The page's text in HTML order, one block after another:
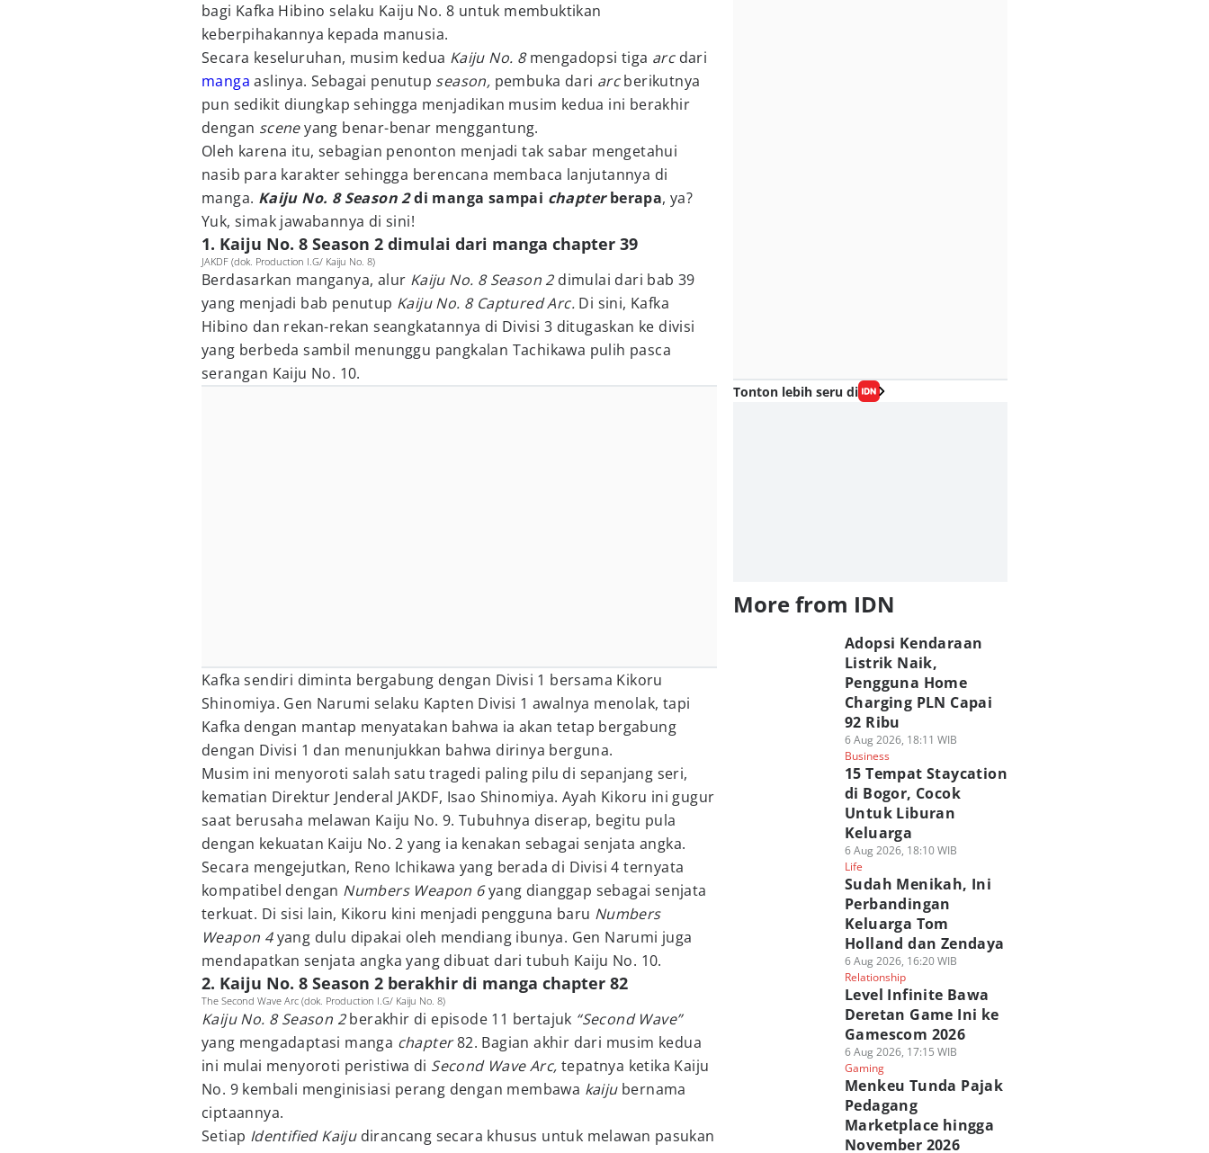
bagi Kafka Hibino selaku Kaiju No. 8 untuk membuktikan
keberpihakannya kepada manusia.
Secara keseluruhan, musim kedua Kaiju No. 8mengadopsi tiga arc dari
manga aslinya. Sebagai penutup season, pembuka dari arcberikutnya
pun sedikit diungkap sehingga menjadikan musim kedua ini berakhir
dengan sceneyang benar-benar menggantung.
Oleh karena itu, sebagian penonton menjadi tak sabar mengetahui
nasib para karakter sehingga berencana membaca lanjutannya di
manga. Kaiju No. 8 Season 2di manga sampai chapterberapa, ya?
Yuk, simak jawabannya di sini!
1. Kaiju No. 8 Season 2 dimulai dari manga chapter 39
JAKDF (dok. Production I.G/ Kaiju No. 8)
Berdasarkan manganya, alur Kaiju No. 8 Season 2 dimulai dari bab 39
yang menjadi bab penutup Kaiju No. 8 Captured Arc. Di sini, Kafka
Hibino dan rekan-rekan seangkatannya di Divisi 3 ditugaskan ke divisi
yang berbeda sambil menunggu pangkalan Tachikawa pulih pasca
serangan Kaiju No. 10.
Kafka sendiri diminta bergabung dengan Divisi 1 bersama Kikoru
Shinomiya. Gen Narumi selaku Kapten Divisi 1 awalnya menolak, tapi
Kafka dengan mantap menyatakan bahwa ia akan tetap bergabung
dengan Divisi 1 dan menunjukkan bahwa dirinya berguna.
Musim ini menyoroti salah satu tragedi paling pilu di sepanjang seri,
kematian Direktur Jenderal JAKDF, Isao Shinomiya. Ayah Kikoru ini gugur
saat berusaha melawan Kaiju No. 9. Tubuhnya diserap, begitu pula
dengan kekuatan Kaiju No. 2 yang ia kenakan sebagai senjata angka.
Secara mengejutkan, Reno Ichikawa yang berada di Divisi 4 ternyata
kompatibel dengan Numbers Weapon 6yang dianggap sebagai senjata
terkuat. Di sisi lain, Kikoru kini menjadi pengguna baru Numbers
Weapon 4yang dulu dipakai oleh mendiang ibunya. Gen Narumi juga
mendapatkan senjata angka yang dibuat dari tubuh Kaiju No. 10.
2. Kaiju No. 8 Season 2 berakhir di manga chapter 82
The Second Wave Arc (dok. Production I.G/ Kaiju No. 8)
Kaiju No. 8 Season 2berakhir di episode 11 bertajuk “Second Wave”
yang mengadaptasi manga chapter82. Bagian akhir dari musim kedua
ini mulai menyoroti peristiwa di Second Wave Arc,tepatnya ketika Kaiju
No. 9 kembali menginisiasi perang dengan membawa kaiju bernama
ciptaannya.
Setiap Identified Kaiju dirancang secara khusus untuk melawan pasukan
Tonton lebih seru di
More from IDN
Adopsi Kendaraan
Listrik Naik,
Pengguna Home
Charging PLN Capai
92 Ribu
6 Aug 2026, 18:11 WIB
Business
15 Tempat Staycation
di Bogor, Cocok
Untuk Liburan
Keluarga
6 Aug 2026, 18:10 WIB
Life
Sudah Menikah, Ini
Perbandingan
Keluarga Tom
Holland dan Zendaya
6 Aug 2026, 16:20 WIB
Relationship
Level Infinite Bawa
Deretan Game Ini ke
Gamescom 2026
6 Aug 2026, 17:15 WIB
Gaming
Menkeu Tunda Pajak
Pedagang
Marketplace hingga
November 2026